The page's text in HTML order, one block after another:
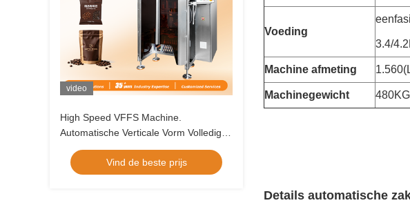
video
High Speed VFFS Machine.
Automatische Verticale Vorm Volledige
Afdichting Verpakkingsoplossing voor
Voedsel en Huisdiervoeding
Vind de beste prijs
Voeding
3.4/
Machine afmeting
Machinegewicht 480KG
Details automatische